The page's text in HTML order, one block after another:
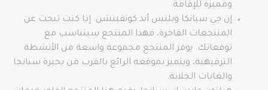
ومميزة للإقامة.
إن جي سبانكا ويلنس أند كونفينشن: إذا كنت تبحث عن
المنتجعات الفاخرة، فهذا المنتجع سيتناسب مع
توقعاتك. يوفر المنتجع مجموعة واسعة من الأنشطة
الترفيهية، ويتميز بموقعه الرائع بالقرب من بحيرة سبانجا
والغابات الخلابة.